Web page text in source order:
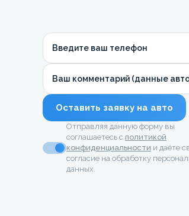
Введите ваш телефон
Ваш комментарий (данные
Оставить заявку на авто
Отправляя данную форму вы
соглашаетесь с политикой
конфиденциальности и даёте
согласие на обработку
данных.